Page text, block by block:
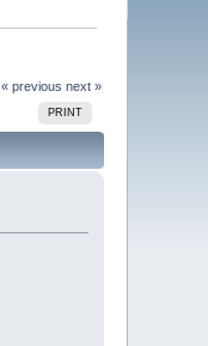
« previous next »
PRINT